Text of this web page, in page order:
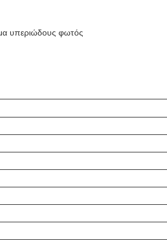
υπεριώδους φωτός